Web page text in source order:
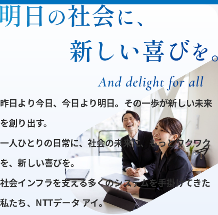
メニューを閉じる
昨日より今日、今日より明日。その一歩が新しい未来
を創り出す。
一人ひとりの日常に、社会の未来に、もっとワクワク
を、新しい喜びを。
社会インフラを支える多くのシステムを手掛けてきた
私たち、NTTデータ アイ。